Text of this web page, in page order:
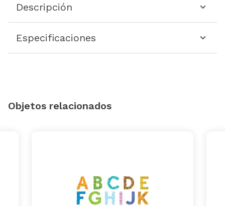
Descripción
Especificaciones
Objetos relacionados